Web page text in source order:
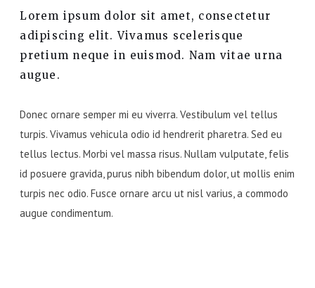
Lorem ipsum dolor sit amet, consectetur
adipiscing elit. Vivamus scelerisque
pretium neque in euismod. Nam vitae urna
augue.
Donec ornare semper mi eu viverra. Vestibulum vel tellus
turpis. Vivamus vehicula odio id hendrerit pharetra. Sed eu
tellus lectus. Morbi vel massa risus. Nullam vulputate, felis
id posuere gravida, purus nibh bibendum dolor, ut mollis enim
turpis nec odio. Fusce ornare arcu ut nisl varius, a commodo
augue condimentum.